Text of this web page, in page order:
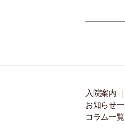
入院案内
お知らせ
コラム一覧